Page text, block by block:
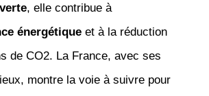
, elle contribue à
énergétiqueet à la réduction
de CO2. La France, avec ses
montre la voie à suivre pour